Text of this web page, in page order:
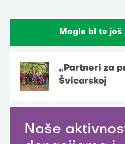
Moglo bi te još
„Partneri za
Švicarskoj
Naše